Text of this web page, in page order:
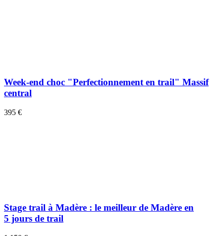
Week-end choc "Perfectionnement en trail" Massif
central
395 €
Stage trail à Madère : le meilleur de Madère en
5 jours de trail